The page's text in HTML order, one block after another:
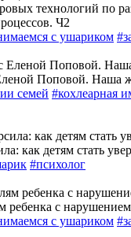
технологий по
Ч2
с ушариком
Поповой. Наша
семей #кохлеарная
как детям стать
#психолог
ребенка с
с ушариком